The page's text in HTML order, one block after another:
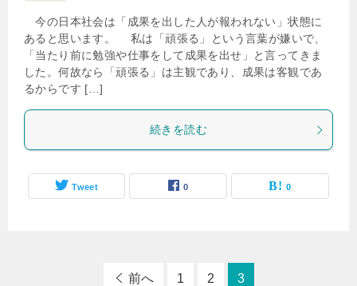
今の日本社会は「成果を出した人が報われない」状態に
あると思います。 私は「頑張る」という言葉が嫌いで、
「当たり前に勉強や仕事をして成果を出せ」と言ってきま
した。何故なら「頑張る」は主観であり、成果は客観であ
るからです […]
続きを読む
Tweet 0 0
前へ 1 2 3